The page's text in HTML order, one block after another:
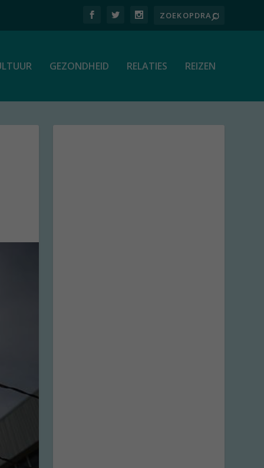
GEZONDHEID RELATIES REIZEN